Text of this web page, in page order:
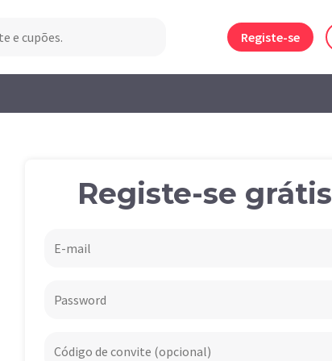
Registe-se
Registe-se grátis